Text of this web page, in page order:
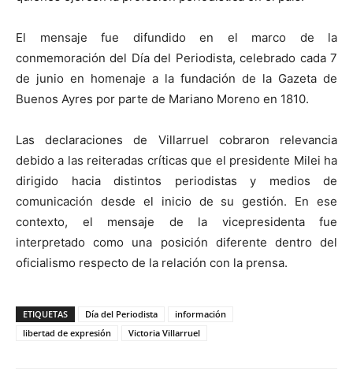
El mensaje fue difundido en el marco de la
conmemoración del Día del Periodista, celebrado cada 7
de junio en homenaje a la fundación de la Gazeta de
Buenos Ayres por parte de Mariano Moreno en 1810.
Las declaraciones de Villarruel cobraron relevancia
debido a las reiteradas críticas que el presidente Milei ha
dirigido hacia distintos periodistas y medios de
comunicación desde el inicio de su gestión. En ese
contexto, el mensaje de la vicepresidenta fue
interpretado como una posición diferente dentro del
oficialismo respecto de la relación con la prensa.
ETIQUETAS Día del Periodista
información
libertad de expresión
Victoria Villarruel